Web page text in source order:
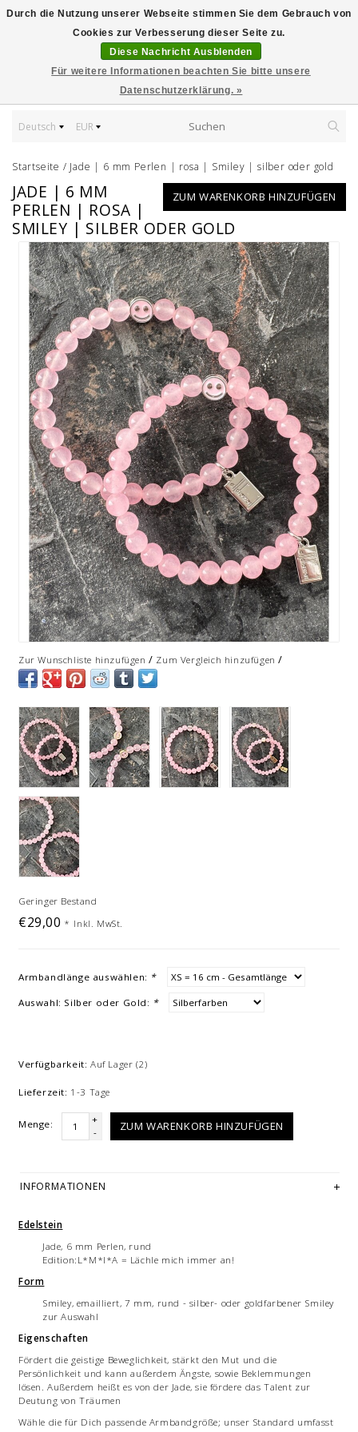
Deutsch EUR
Startseite / Jade | 6 mm Perlen | rosa | Smiley | silber oder gold
ZUM WARENKORB HINZUFÜGEN
JADE | 6 MM
PERLEN | ROSA |
SMILEY | SILBER ODER GOLD
Zur Wunschliste hinzufügen / Zum Vergleich hinzufügen /
Geringer Bestand
€29,00* Inkl. MwSt.
Armbandlänge auswählen: *
Auswahl: Silber oder Gold: *
Verfügbarkeit: Auf Lager(2)
Lieferzeit: 1-3 Tage
Menge:
+
-
ZUM WARENKORB HINZUFÜGEN
INFORMATIONEN
Edelstein
Jade, 6 mm Perlen, rund
Edition:L*M*I*A = Lächle mich immer an!
Form
Smiley, emailliert, 7 mm, rund - silber- oder goldfarbener Smiley
zur Auswahl
Eigenschaften
Fördert die geistige Beweglichkeit, stärkt den Mut und die
Persönlichkeit und kann außerdem Ängste, sowie Beklemmungen
lösen. Außerdem heißt es von der Jade, sie fördere das Talent zur
Deutung von Träumen
Wähle die für Dich passende Armbandgröße; unser Standard umfasst
Durch die Nutzung unserer Webseite stimmen Sie dem Gebrauch von
Cookies zur Verbesserung dieser Seite zu.
Diese Nachricht Ausblenden
Für weitere Informationen beachten Sie bitte unsere
Datenschutzerklärung. »